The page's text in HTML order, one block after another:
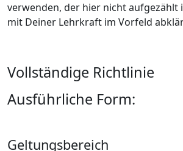
verwenden, der hier nicht aufgezählt
mit Deiner Lehrkraft im Vorfeld
Vollständige Richtlinie
Ausführliche Form:
Geltungsbereich